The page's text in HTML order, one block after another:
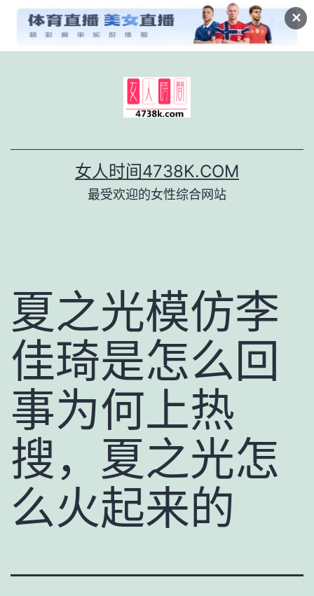
✕
女人时间4738K.COM
最受欢迎的女性综合网站
夏之光模仿李
佳琦是怎么回
事为何上热
搜，夏之光怎
么火起来的